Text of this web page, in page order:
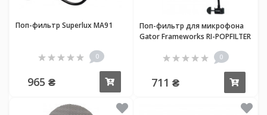
Поп-фильтр Superlux MA91
0
965 ₴
Поп-фильтр для микрофона
Gator Frameworks RI-POPFILTER
0
711 ₴